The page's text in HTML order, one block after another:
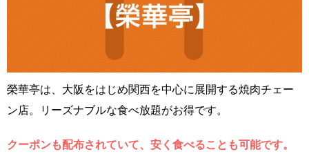
榮華亭は、大阪をはじめ関西を中心に展開する焼肉チェー
ン店。リーズナブルな食べ放題がお得です。
クーポンも配布されていて、安く食べることも可能です。